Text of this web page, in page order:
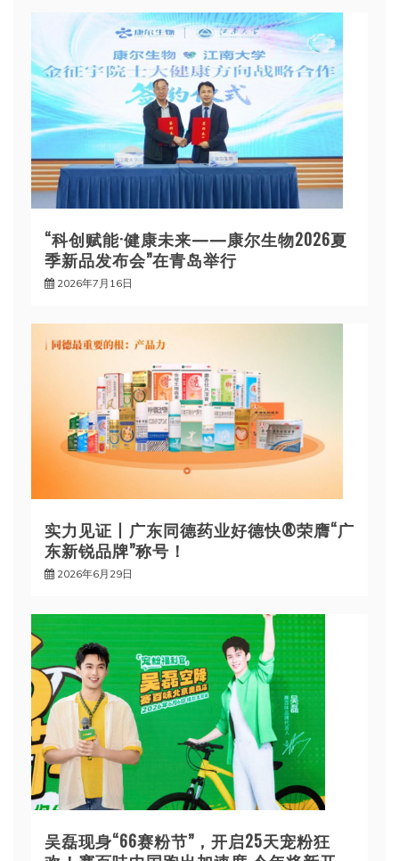
“科创赋能·健康未来——康尔生物2026夏
季新品发布会”在青岛举行
2026年7月16日
实力见证丨广东同德药业好德快®荣膺“广
东新锐品牌”称号！
2026年6月29日
吴磊现身“66赛粉节”，开启25天宠粉狂